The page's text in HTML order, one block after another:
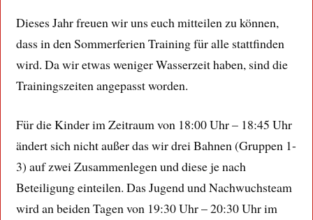
Dieses Jahr freuen wir uns euch mitteilen zu können,
dass in den Sommerferien Training für alle stattfinden
wird. Da wir etwas weniger Wasserzeit haben, sind die
Trainingszeiten angepasst worden.
Für die Kinder im Zeitraum von 18:00 Uhr – 18:45 Uhr
ändert sich nicht außer das wir drei Bahnen (Gruppen 1-
3) auf zwei Zusammenlegen und diese je nach
Beteiligung einteilen. Das Jugend und Nachwuchsteam
wird an beiden Tagen von 19:30 Uhr – 20:30 Uhr im